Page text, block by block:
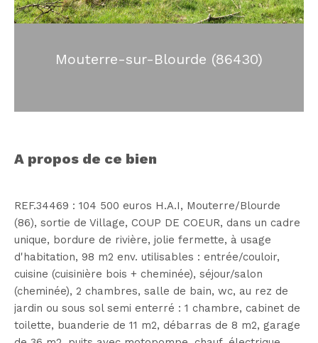
Mouterre-sur-Blourde (86430)
a propos de ce bien
REF.34469 : 104 500 euros H.A.I, Mouterre/Blourde
(86), sortie de Village, COUP DE COEUR, dans un cadre
unique, bordure de rivière, jolie fermette, à usage
d'habitation, 98 m2 env. utilisables : entrée/couloir,
cuisine (cuisinière bois + cheminée), séjour/salon
(cheminée), 2 chambres, salle de bain, wc, au rez de
jardin ou sous sol semi enterré : 1 chambre, cabinet de
toilette, buanderie de 11 m2, débarras de 8 m2, garage